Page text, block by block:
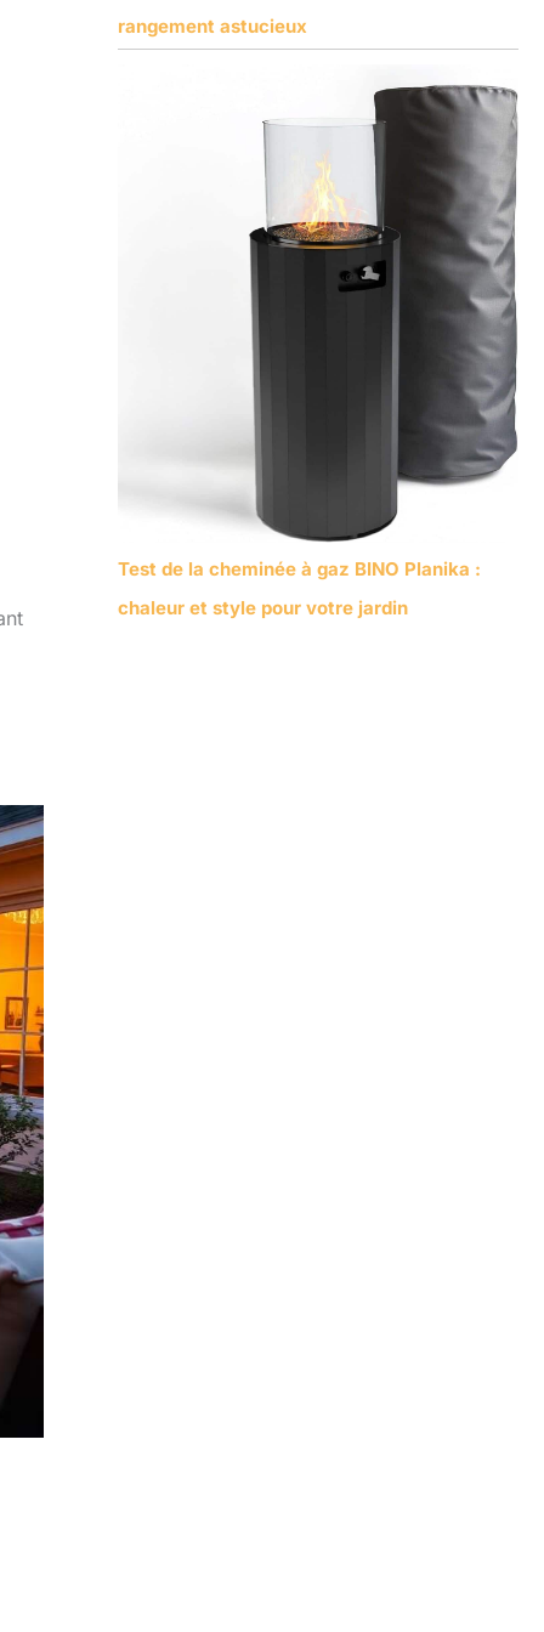
rangement astucieux
Test de la cheminée à gaz BINO Planika :
chaleur et style pour votre jardin